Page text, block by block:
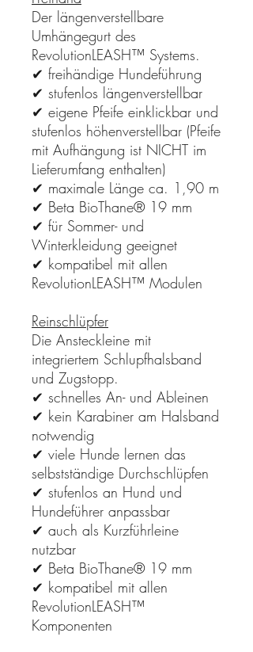
Der längenverstellbare
Umhängegurt des
RevolutionLEASH™ Systems.
✔ freihändige Hundeführung
✔ stufenlos längenverstellbar
✔ eigene Pfeife einklickbar und
stufenlos höhenverstellbar (Pfeife
mit Aufhängung ist NICHT im
Lieferumfang enthalten)
✔ maximale Länge ca. 1,90 m
✔ Beta BioThane® 19 mm
✔ für Sommer- und
Winterkleidung geeignet
✔ kompatibel mit allen
RevolutionLEASH™ Modulen
Reinschlüpfer
Die Ansteckleine mit
integriertem Schlupfhalsband
und Zugstopp.
✔ schnelles An- und Ableinen
✔ kein Karabiner am Halsband
notwendig
✔ viele Hunde lernen das
selbstständige Durchschlüpfen
✔ stufenlos an Hund und
Hundeführer anpassbar
✔ auch als Kurzführleine
nutzbar
✔ Beta BioThane® 19 mm
✔ kompatibel mit allen
RevolutionLEASH™
Komponenten